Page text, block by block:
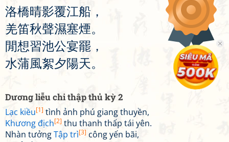
洛橋晴影覆江船 ，
羌笛秋聲濕塞煙。
閒想習池公宴罷 ，
水蒲風絮夕陽天。
Dương liễu chi thập thủ kỳ 2
Lạc kiều[1] tình ảnh phú giang thuyền,
Khương địch[2] thu thanh thấp tái yên.
Nhàn tưởngTập trì[3] công yến bãi,